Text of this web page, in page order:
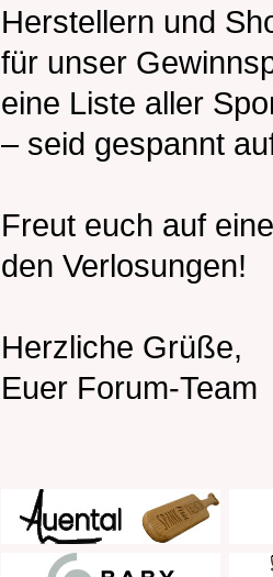
Herstellern und
für unser
eine Liste aller
– seid gespannt
Freut euch auf
den Verlosungen!
Herzliche Grüße,
Euer Forum-Team